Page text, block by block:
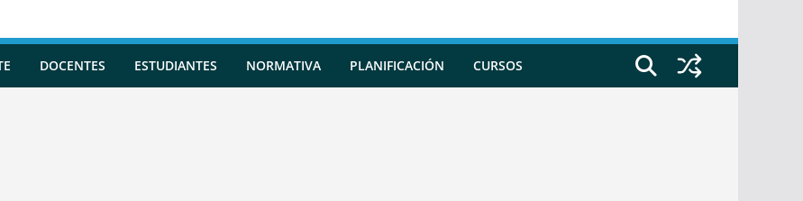
DOCENTES ESTUDIANTES NORMATIVA PLANIFICACIÓN CURSOS